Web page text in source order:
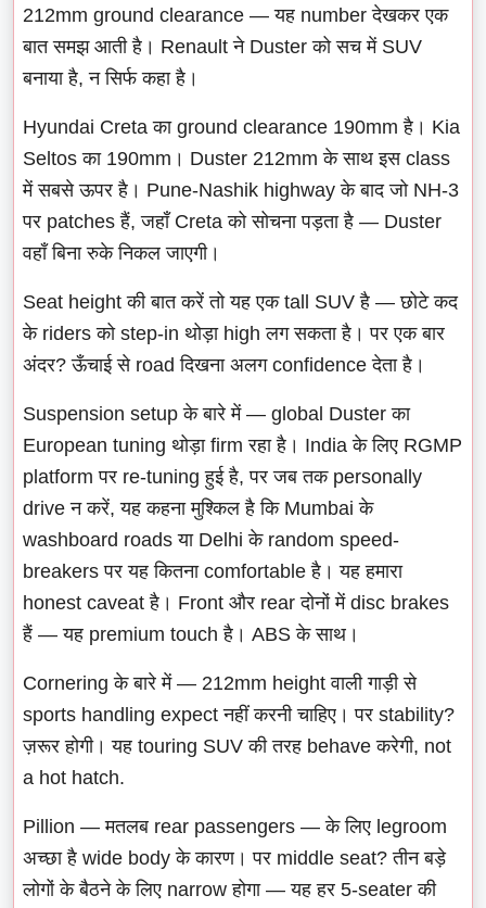
212mm ground clearance — यह number देखकर एक
बात समझ आती है। Renault ने Duster को सच में SUV
बनाया है, न सिर्फ कहा है।
Hyundai Creta का ground clearance 190mm है। Kia
Seltos का 190mm। Duster 212mm के साथ इस class
में सबसे ऊपर है। Pune-Nashik highway के बाद जो NH-3
पर patches हैं, जहाँ Creta को सोचना पड़ता है — Duster
वहाँ बिना रुके निकल जाएगी।
Seat height की बात करें तो यह एक tall SUV है — छोटे कद
के riders को step-in थोड़ा high लग सकता है। पर एक बार
अंदर? ऊँचाई से road दिखना अलग confidence देता है।
Suspension setup के बारे में — global Duster का
European tuning थोड़ा firm रहा है। India के लिए RGMP
platform पर re-tuning हुई है, पर जब तक personally
drive न करें, यह कहना मुश्किल है कि Mumbai के
washboard roads या Delhi के random speed-
breakers पर यह कितना comfortable है। यह हमारा
honest caveat है। Front और rear दोनों में disc brakes
हैं — यह premium touch है। ABS के साथ।
Cornering के बारे में — 212mm height वाली गाड़ी से
sports handling expect नहीं करनी चाहिए। पर stability?
ज़रूर होगी। यह touring SUV की तरह behave करेगी, not
a hot hatch.
Pillion — मतलब rear passengers — के लिए legroom
अच्छा है wide body के कारण। पर middle seat? तीन बड़े
लोगों के बैठने के लिए narrow होगा — यह हर 5-seater की